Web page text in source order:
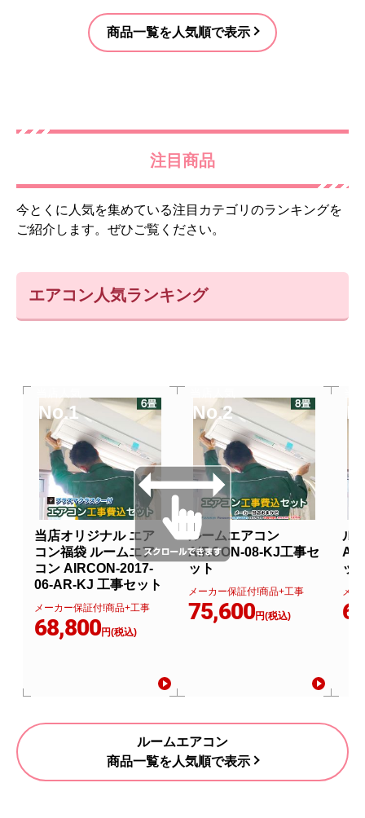
商品一覧を人気順で表示
注目商品
今とくに人気を集めている注目カテゴリのランキングを
ご紹介します。ぜひご覧ください。
エアコン人気ランキング
No.1
当店オリジナル エア
コン福袋 ルームエア
コン AIRCON-2017-
06-AR-KJ 工事セット
メーカー保証付!商品+工事
68,800円(税込)
No.2
ルームエアコン
AIRCON-08-KJ工事セ
ット
メーカー保証付!商品+工事
75,600円(税込)
ル
ッ
メー
ルームエアコン
商品一覧を人気順で表示